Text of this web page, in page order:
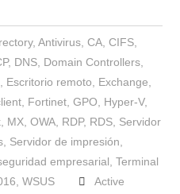
, Antivirus, CA, CIFS,
, DNS Domain Controllers
Escritorio remoto Exchange
Fortinet ,GPO Hyper-V,
MX ,OWA RDP, RDS Servidor
Servidor de impresión
empresarial ,Terminal
,WSUS
Active